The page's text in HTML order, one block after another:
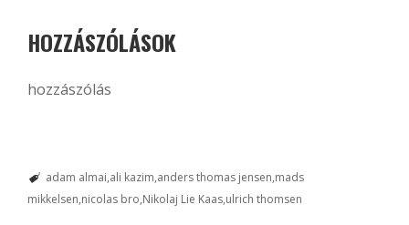
HOZZÁSZÓLÁSOK
hozzászólás
adam almai ali kazim anders thomas jensen mads
mikkelsen nicolas bro Nikolaj Lie Kaas ulrich thomsen